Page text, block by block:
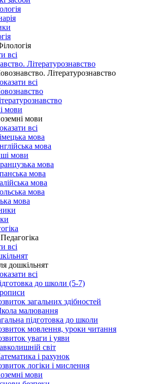
всі
Літературознавство
Літературознавство
всі
мови
мови
всі
мова
мова
мови
мова
мова
мова
мова
мова
всі
дошкільнят
всі
до школи (5-7)
загальних здібностей
малювання
підготовка до школи
мовлення, уроки читання
уваги і уяви
світ
і рахунок
логіки і мислення
мови